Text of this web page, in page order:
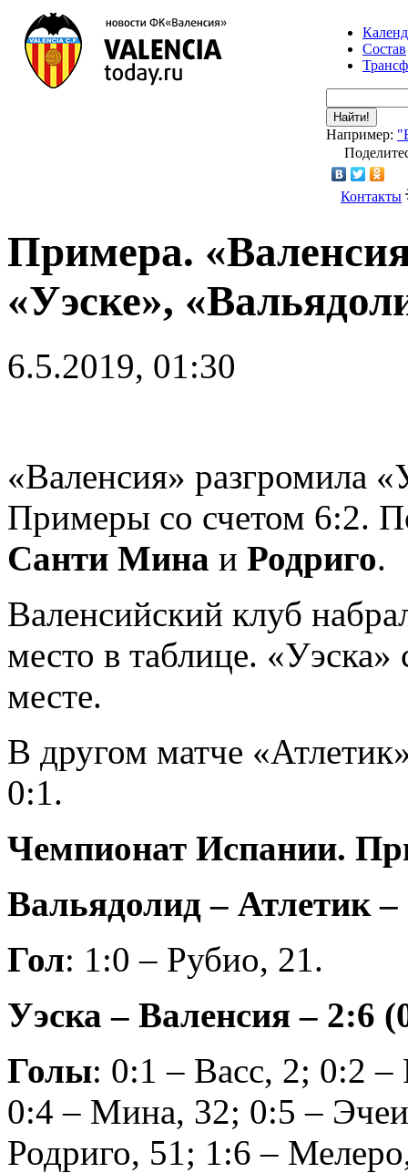
Состав
Найти!
Например:
Контакты
Примера.
«Уэске»,
6.5.2019, 01:30
«Валенсия» разгромила
Примеры со счетом 6:2.
Санти Мина и Родриго.
Валенсийский клуб
место в таблице.
месте.
В другом матче
0:1.
Чемпионат Испании.
Вальядолид – Атлетик
Гол: 1:0 – Рубио, 21.
Уэска – Валенсия – 2:6
Голы: 0:1 – Васс, 2; 0:2
0:4 – Мина, 32; 0:5 –
Родриго, 51; 1:6 –